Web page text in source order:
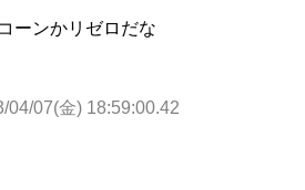
ーンかリゼロだな
04/07(金) 18:59:00.42